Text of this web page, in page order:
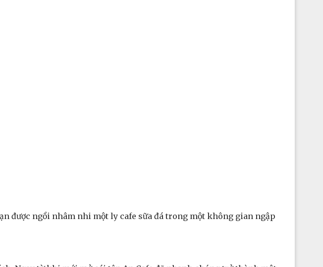
được ngồi nhâm nhi một ly cafe sữa đá trong một không gian ngập